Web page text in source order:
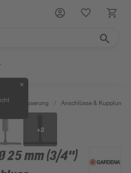
✕
/ Anschlüsse & Kupplungen
+2
25 mm (3/4")